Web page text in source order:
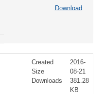
Download
Created
Size
Downloads
2016-
08-21
381.28
KB